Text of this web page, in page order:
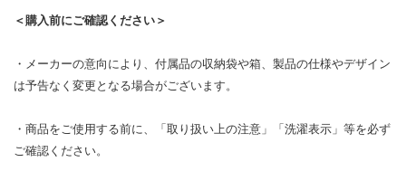
＜購入前にご確認ください＞
・メーカーの意向により、付属品の収納袋や箱、製品の仕様やデザイン
は予告なく変更となる場合がございます。
・商品をご使用する前に、「取り扱い上の注意」「洗濯表示」等を必ず
ご確認ください。